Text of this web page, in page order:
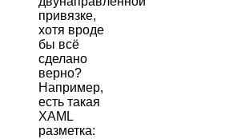
привязке,
хотя вроде
бы всё
сделано
верно?
Например,
есть такая
XAML
разметка: